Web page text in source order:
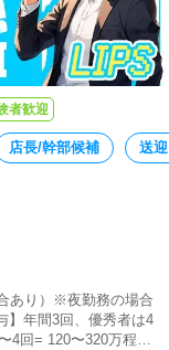
者歓迎
店長/幹部候補 送
あり）※夜勤務の場合
】年間3回、優秀者は4
4回= 120〜320万程